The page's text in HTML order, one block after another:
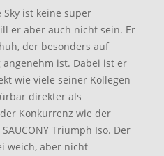
Sky ist keine super
er aber auch nicht sein. Er
der besonders auf
ist. Dabei ist er
wie viele seiner Kollegen
direkter als
Konkurrenz wie der
Triumph Iso. Der
weich, aber nicht